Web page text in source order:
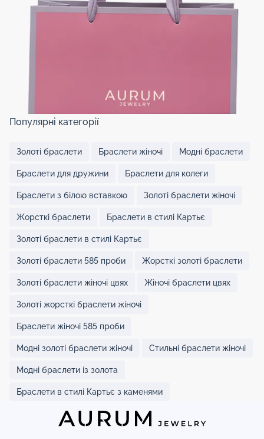
Популярні категорії
Золоті браслети Браслети жіночі Модні браслети
Браслети для дружини Браслети для колеги
Браслети з білою вставкою Золоті браслети жіночі
Жорсткі браслети Браслети в стилі Картьє
Золоті браслети в стилі Картьє
Золоті браслети 585 проби Жорсткі золоті браслети
Золоті браслети жіночі цвях Жіночі браслети цвях
Золоті жорсткі браслети жіночі
Браслети жіночі 585 проби
Модні золоті браслети жіночі Стильні браслети жіночі
Модні браслети із золота
Браслети в стилі Картьє з каменями